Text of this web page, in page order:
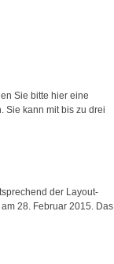
Sie bitte hier eine
Sie kann mit bis zu drei
der Layout-
28. Februar 2015. Das